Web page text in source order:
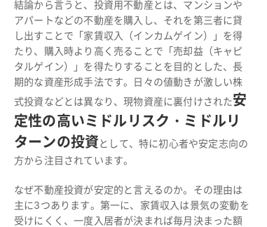
結論から言うと、投資用不動産とは、マンションや
アパートなどの不動産を購入し、それを第三者に貸
し出すことで「家賃収入（インカムゲイン）」を得
たり、購入時より高く売ることで「売却益（キャピ
タルゲイン）」を得たりすることを目的とした、長
期的な資産形成手法です。日々の値動きが激しい株
式投資などとは異なり、現物資産に裏付けされた安
定性の高いミドルリスク・ミドルリ
ターンの投資として、特に初心者や安定志向の
方から注目されています。
なぜ不動産投資が安定的と言えるのか。その理由は
主に3つあります。第一に、家賃収入は景気の変動を
受けにくく、一度入居者が決まれば毎月決まった額